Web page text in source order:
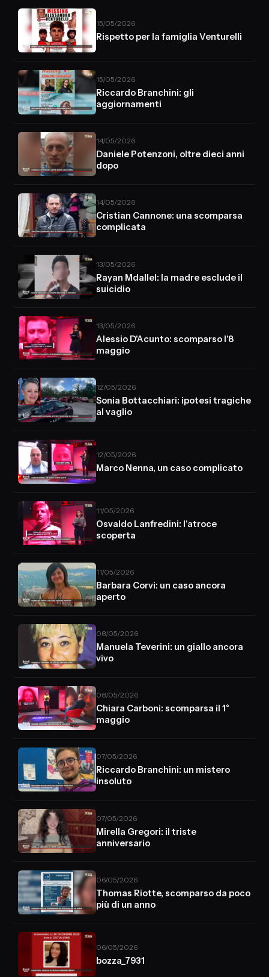
15/05/2026
Rispetto per la famiglia Venturelli
15/05/2026
Riccardo Branchini: gli
aggiornamenti
14/05/2026
Daniele Potenzoni, oltre dieci anni
dopo
14/05/2026
Cristian Cannone: una scomparsa
complicata
13/05/2026
Rayan Mdallel: la madre esclude il
suicidio
13/05/2026
Alessio D'Acunto: scomparso l'8
maggio
12/05/2026
Sonia Bottacchiari: ipotesi tragiche
al vaglio
12/05/2026
Marco Nenna, un caso complicato
11/05/2026
Osvaldo Lanfredini: l'atroce
scoperta
11/05/2026
Barbara Corvi: un caso ancora
aperto
08/05/2026
Manuela Teverini: un giallo ancora
vivo
08/05/2026
Chiara Carboni: scomparsa il 1°
maggio
07/05/2026
Riccardo Branchini: un mistero
insoluto
07/05/2026
Mirella Gregori: il triste
anniversario
06/05/2026
Thomas Riotte, scomparso da poco
più di un anno
06/05/2026
bozza_7931